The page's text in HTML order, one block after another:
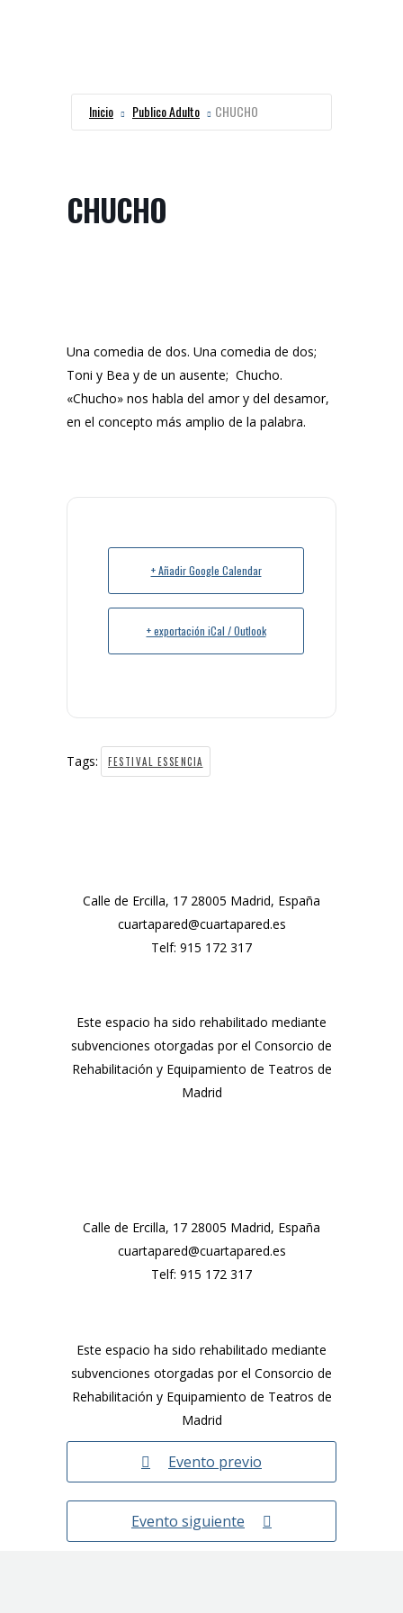
Inicio Publico Adulto CHUCHO
CHUCHO
Una comedia de dos. Una comedia de dos;
Toni y Bea y de un ausente; Chucho.
«Chucho» nos habla del amor y del desamor,
en el concepto más amplio de la palabra.
+ Añadir Google Calendar
+ exportación iCal / Outlook
Tags: FESTIVAL ESSENCIA
Calle de Ercilla, 17 28005 Madrid, España
cuartapared@cuartapared.es
Telf: 915 172 317
Este espacio ha sido rehabilitado mediante
subvenciones otorgadas por el Consorcio de
Rehabilitación y Equipamiento de Teatros de
Madrid
Calle de Ercilla, 17 28005 Madrid, España
cuartapared@cuartapared.es
Telf: 915 172 317
Este espacio ha sido rehabilitado mediante
subvenciones otorgadas por el Consorcio de
Rehabilitación y Equipamiento de Teatros de
Madrid
Evento previo
Evento siguiente